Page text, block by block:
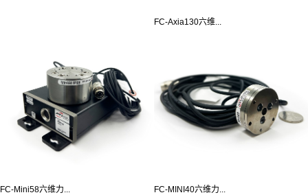
FC-Axia130六维...
FC-Mini58六维力... FC-MINI40六维力...